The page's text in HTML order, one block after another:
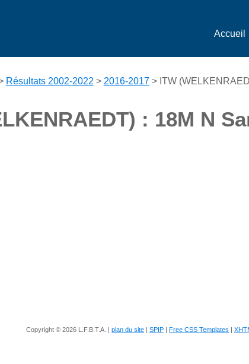
Accueil
Résultats 2002-2022 > 2016-2017> ITW
: 18M N
Copyright © 2026 L.F.B.T.A. | plan du site | SPIP | Free CSS Templates |